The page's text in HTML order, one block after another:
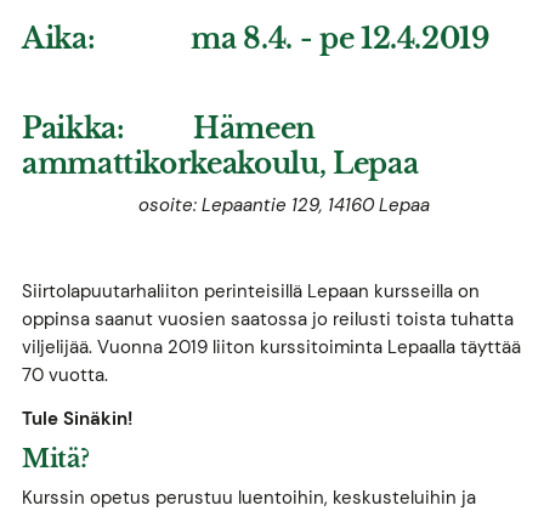
Aika: ma 8.4. - pe 12.4.2019
Paikka:
Hämeen
ammattikorkeakoulu, Lepaa
osoite: Lepaantie 129, 14160 Lepaa
Siirtolapuutarhaliiton perinteisillä Lepaan kursseilla on
oppinsa saanut vuosien saatossa jo reilusti toista tuhatta
viljelijää. Vuonna 2019 liiton kurssitoiminta Lepaalla täyttää
70 vuotta.
Tule Sinäkin!
Mitä?
Kurssin opetus perustuu luentoihin, keskusteluihin ja